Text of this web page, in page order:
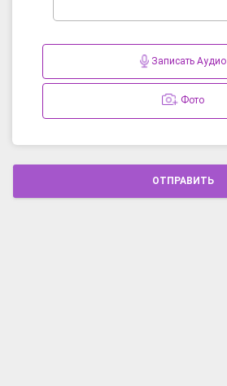
Записать Аудио
Фото
ОТПРАВИТЬ